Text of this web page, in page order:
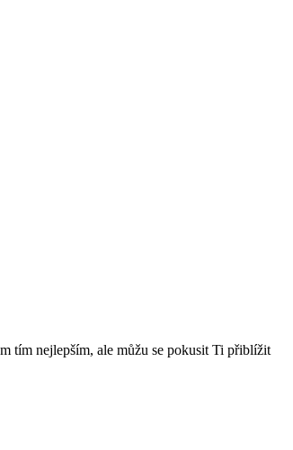
tím nejlepším, ale můžu se pokusit Ti přiblížit